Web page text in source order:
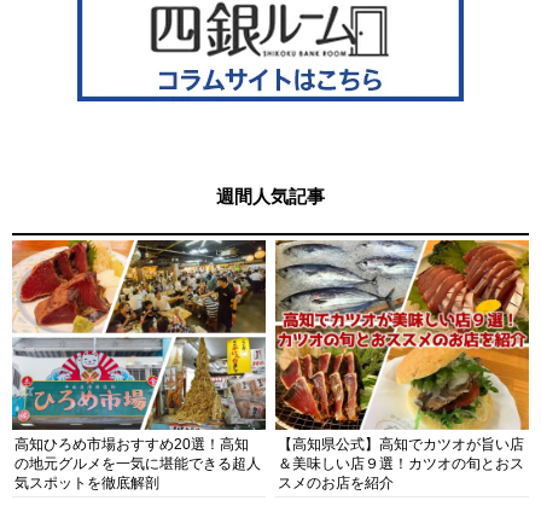
週間人気記事
高知ひろめ市場おすすめ20選！高知
の地元グルメを一気に堪能できる超人
気スポットを徹底解剖
【高知県公式】高知でカツオが旨い店
＆美味しい店９選！カツオの旬とおス
スメのお店を紹介